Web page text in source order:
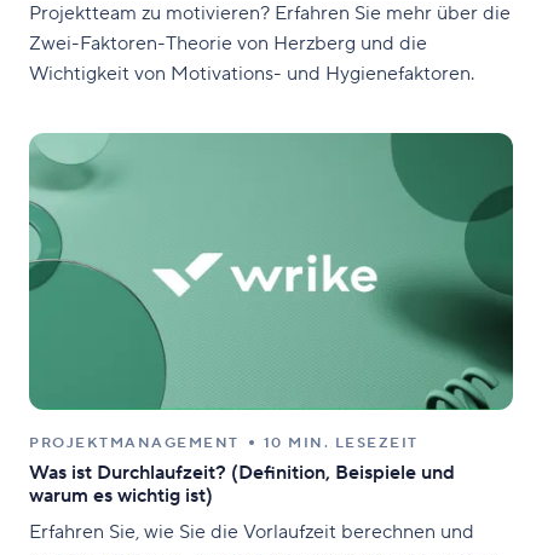
Projektteam zu motivieren? Erfahren Sie mehr über die
Zwei-Faktoren-Theorie von Herzberg und die
Wichtigkeit von Motivations- und Hygienefaktoren.
PROJEKTMANAGEMENT 10 MIN. LESEZEIT
Was ist Durchlaufzeit? (Definition, Beispiele und
warum es wichtig ist)
Erfahren Sie, wie Sie die Vorlaufzeit berechnen und